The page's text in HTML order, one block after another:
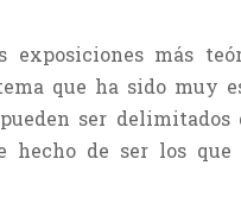
más
que ha sido muy
ser
hecho de ser los